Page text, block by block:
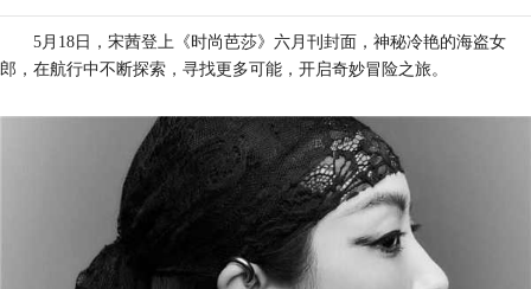
5月18日，宋茜登上《时尚芭莎》六月刊封面，神秘冷艳的海盗女
郎，在航行中不断探索，寻找更多可能，开启奇妙冒险之旅。